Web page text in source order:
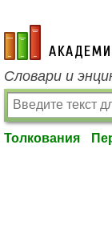
academic.ru
Словари и
Толкования